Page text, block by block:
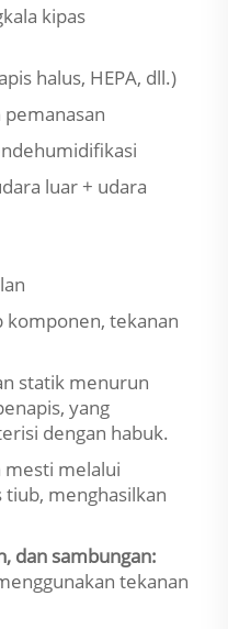
kipas
halus, HEPA, dll.)
luar + udara
komponen, tekanan
statik menurun
yang
dengan habuk.
mesti melalui
menghasilkan
dan sambungan:
tekanan